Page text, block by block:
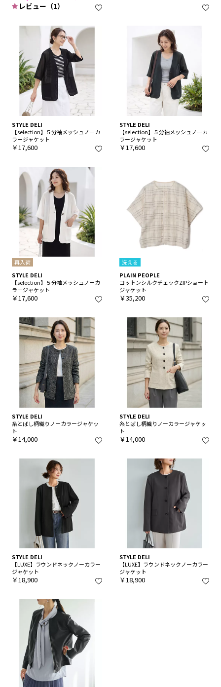
レビュー（1）
STYLE DELI
【selection】５分袖メッシュノーカ
ラージャケット
￥17,600
STYLE DELI
【selection】５分袖メッシュノーカ
ラージャケット
￥17,600
再入荷
STYLE DELI
【selection】５分袖メッシュノーカ
ラージャケット
￥17,600
洗える
PLAIN PEOPLE
コットンシルクチェックZIPショート
ジャケット
￥35,200
STYLE DELI
糸とばし柄織りノーカラージャケッ
ト
￥14,000
STYLE DELI
糸とばし柄織りノーカラージャケッ
ト
￥14,000
STYLE DELI
【LUXE】ラウンドネックノーカラー
ジャケット
￥18,900
STYLE DELI
【LUXE】ラウンドネックノーカラー
ジャケット
￥18,900